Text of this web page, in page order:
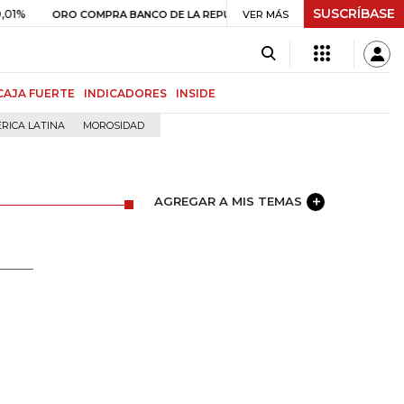
COMPRA BANCO DE LA REPÚBLICA $ 399.745,16 +$ 2.295,71 +0,58%
VER MÁS SUSCRÍBASE
FUERTE INDICADORES INSIDE
LATINA MOROSIDAD
AGREGAR A MIS TEMAS